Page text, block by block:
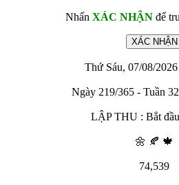
Nhấn XÁC NHẬNđể
Thứ Sáu, 07/08/
Ngày 219/365 - Tuần
LẬP THU : Bắt
🌼 🍂 🍁
74,539